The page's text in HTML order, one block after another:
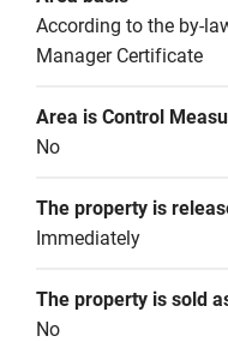
According to the by-
Manager Certificate
Area is Control
No
The property is
Immediately
The property is sold
No